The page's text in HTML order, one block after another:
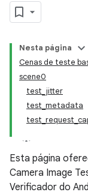
Nesta página
Cenas de teste
scene0
test_jitter
test_metadata
Esta página
Camera Image
Verificador do